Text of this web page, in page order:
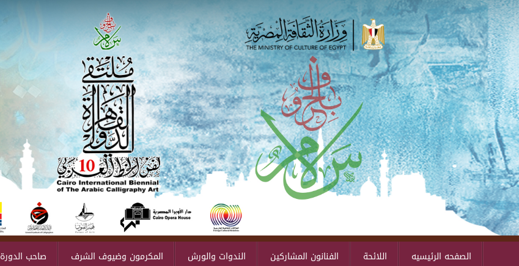
صاحب الدورة المكرمون وضيوف الشرف الندوات والورش الفنانون المشاركين اللائحة الصفحه الرئيسيه